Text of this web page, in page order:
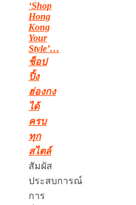
‘Shop
Hong
Kong
Your
Style’…
ช็อป
ปิ้ง
ฮ่องกง
ได้
ครบ
ทุก
สไตล์
สัมผัส
ประสบการณ์
การ